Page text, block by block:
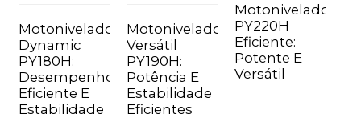
Motoniveladora
Dynamic
PY180H:
Desempenho
Eficiente E
Estabilidade
Motoniveladora
Versátil
PY190H:
Potência E
Estabilidade
Eficientes
Motoniveladora
PY220H
Eficiente:
Potente E
Versátil